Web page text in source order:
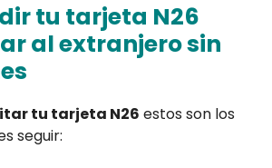
tu tarjeta N26
al extranjero sin
tu tarjeta N26 estos son los
seguir: